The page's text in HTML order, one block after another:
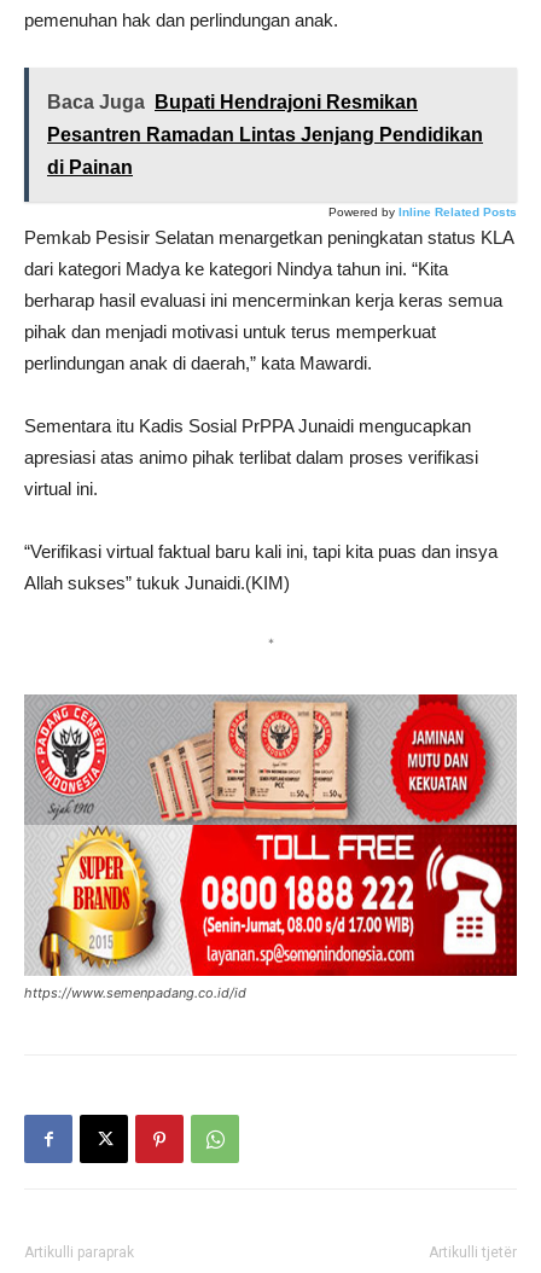
pemenuhan hak dan perlindungan anak.
Baca Juga
Bupati Hendrajoni Resmikan
Pesantren Ramadan Lintas Jenjang Pendidikan
di Painan
Powered by Inline Related Posts
Pemkab Pesisir Selatan menargetkan peningkatan status KLA
dari kategori Madya ke kategori Nindya tahun ini. “Kita
berharap hasil evaluasi ini mencerminkan kerja keras semua
pihak dan menjadi motivasi untuk terus memperkuat
perlindungan anak di daerah,” kata Mawardi.
Sementara itu Kadis Sosial PrPPA Junaidi mengucapkan
apresiasi atas animo pihak terlibat dalam proses verifikasi
virtual ini.
“Verifikasi virtual faktual baru kali ini, tapi kita puas dan insya
Allah sukses” tukuk Junaidi.(KIM)
*
https://www.semenpadang.co.id/id
Artikulli paraprak Artikulli tjetër